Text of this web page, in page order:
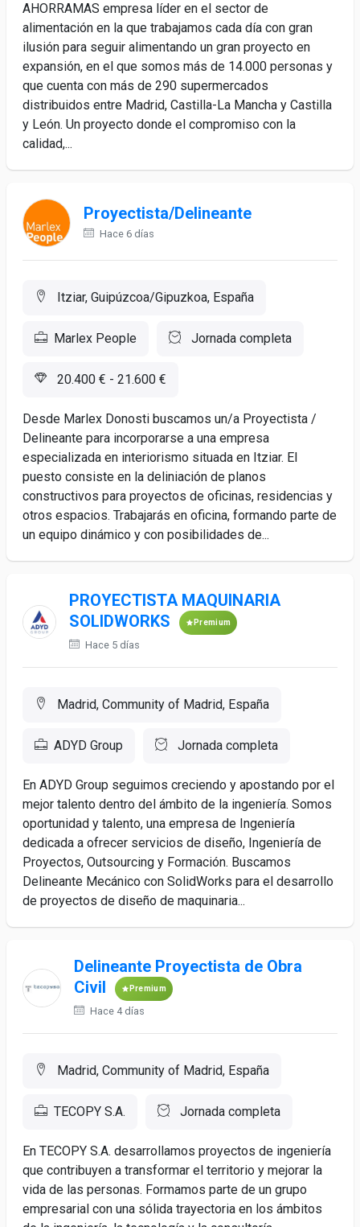
AHORRAMAS empresa líder en el sector de
alimentación en la que trabajamos cada día con gran
ilusión para seguir alimentando un gran proyecto en
expansión, en el que somos más de 14.000 personas y
que cuenta con más de 290 supermercados
distribuidos entre Madrid, Castilla-La Mancha y Castilla
y León. Un proyecto donde el compromiso con la
calidad,...
Proyectista/Delineante
Hace 6 días
Itziar, Guipúzcoa/Gipuzkoa, España
Marlex People Jornada completa
20.400 € - 21.600 €
Desde Marlex Donosti buscamos un/a Proyectista /
Delineante para incorporarse a una empresa
especializada en interiorismo situada en Itziar. El
puesto consiste en la deliniación de planos
constructivos para proyectos de oficinas, residencias y
otros espacios. Trabajarás en oficina, formando parte de
un equipo dinámico y con posibilidades de...
PROYECTISTA MAQUINARIA
SOLIDWORKS
Premium
Hace 5 días
Madrid, Community of Madrid, España
ADYD Group Jornada completa
En ADYD Group seguimos creciendo y apostando por el
mejor talento dentro del ámbito de la ingeniería. Somos
oportunidad y talento, una empresa de Ingeniería
dedicada a ofrecer servicios de diseño, Ingeniería de
Proyectos, Outsourcing y Formación. Buscamos
Delineante Mecánico con SolidWorks para el desarrollo
de proyectos de diseño de maquinaria...
Delineante Proyectista de Obra
Civil
Premium
Hace 4 días
Madrid, Community of Madrid, España
TECOPY S.A. Jornada completa
En TECOPY S.A. desarrollamos proyectos de ingeniería
que contribuyen a transformar el territorio y mejorar la
vida de las personas. Formamos parte de un grupo
empresarial con una sólida trayectoria en los ámbitos